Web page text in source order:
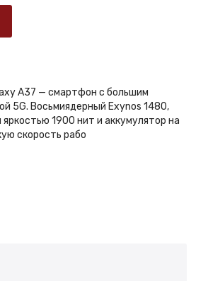
A37 — смартфон с большим
5G. Восьмиядерный Exynos 1480,
яркостью 1900 нит и аккумулятор на
скорость рабо